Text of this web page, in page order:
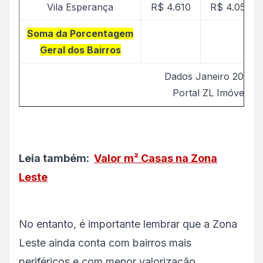
Vila Esperança R$ 4.610 R$ 4.050
Soma da Porcentagem
Geral dos Bairros
Dados Janeiro 2026
Portal ZL Imóvel
Leia também: Valor m² Casas na Zona
Leste
No entanto, é importante lembrar que a Zona
Leste ainda conta com bairros mais